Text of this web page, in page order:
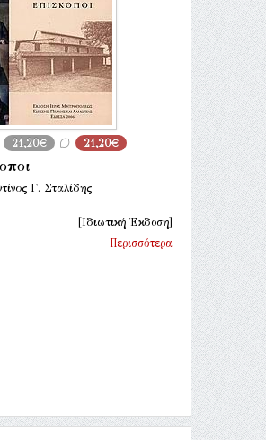
21,20€ 21,20€
Γ. Σταλίδης
[Ιδιωτική Έκδοση]
Περισσότερα